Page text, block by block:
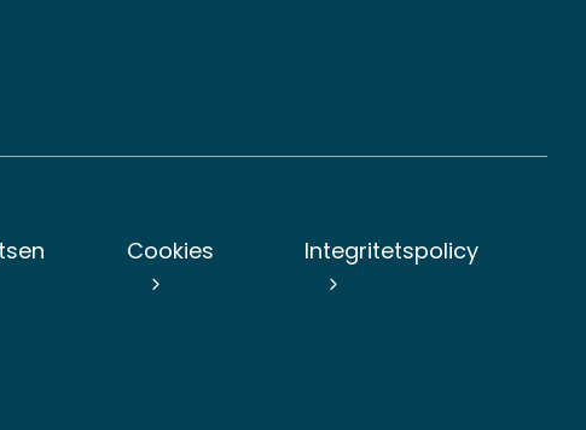
Cookies Integritetspolicy